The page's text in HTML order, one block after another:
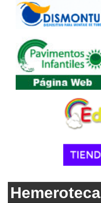
Hemeroteca